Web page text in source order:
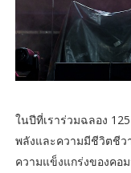
ในปีที่เราร่วมฉลอง
พลังและความมีชีวิตชีว
ความแข็งแกร่งของคอ